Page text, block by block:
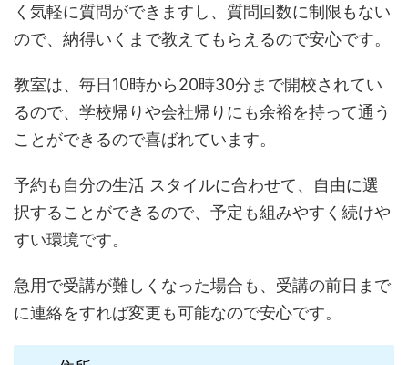
く気軽に質問ができますし、質問回数に制限もない
ので、納得いくまで教えてもらえるので安心です。
教室は、毎日10時から20時30分まで開校されてい
るので、学校帰りや会社帰りにも余裕を持って通う
ことができるので喜ばれています。
予約も自分の生活 スタイルに合わせて、自由に選
択することができるので、予定も組みやすく続けや
すい環境です。
急用で受講が難しくなった場合も、受講の前日まで
に連絡をすれば変更も可能なので安心です。